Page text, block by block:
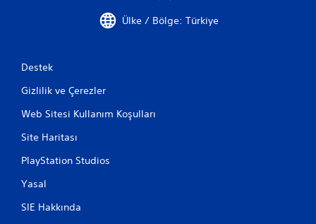
Ülke / Bölge: Türkiye
Destek
Gizlilik ve Çerezler
Web Sitesi Kullanım Koşulları
Site Haritası
PlayStation Studios
Yasal
SIE Hakkında